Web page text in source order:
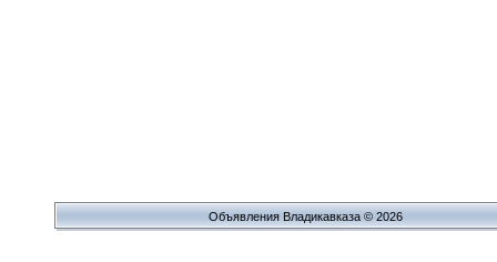
Объявления Владикавказа © 2026